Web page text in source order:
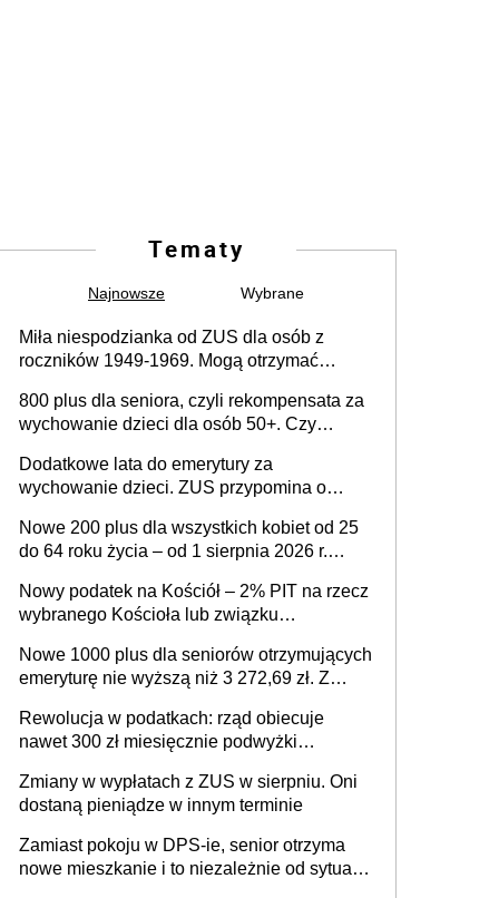
Tematy
Najnowsze Wybrane
Miła niespodzianka od ZUS dla osób z
roczników 1949-1969. Mogą otrzymać
800 plus dla seniora, czyli rekompensata za
wychowanie dzieci dla osób 50+. Czy
wejdzie w życie?
Dodatkowe lata do emerytury za
wychowanie dzieci. ZUS przypomina o
Nowe 200 plus dla wszystkich kobiet od 25
do 64 roku życia – od 1 sierpnia 2026 r.
programu rządowego
Nowy podatek na Kościół – 2% PIT na rzecz
wybranego Kościoła lub związku
nad zmianami w systemie finansowania
Nowe 1000 plus dla seniorów otrzymujących
emeryturę nie wyższą niż 3 272,69 zł. Z
spóźnialscy świadczenia nie otrzymają
Rewolucja w podatkach: rząd obiecuje
nawet 300 zł miesięcznie podwyżki
Zmiany w wypłatach z ZUS w sierpniu. Oni
dostaną pieniądze w innym terminie
Zamiast pokoju w DPS-ie, senior otrzyma
nowe mieszkanie i to niezależnie od sytuacji